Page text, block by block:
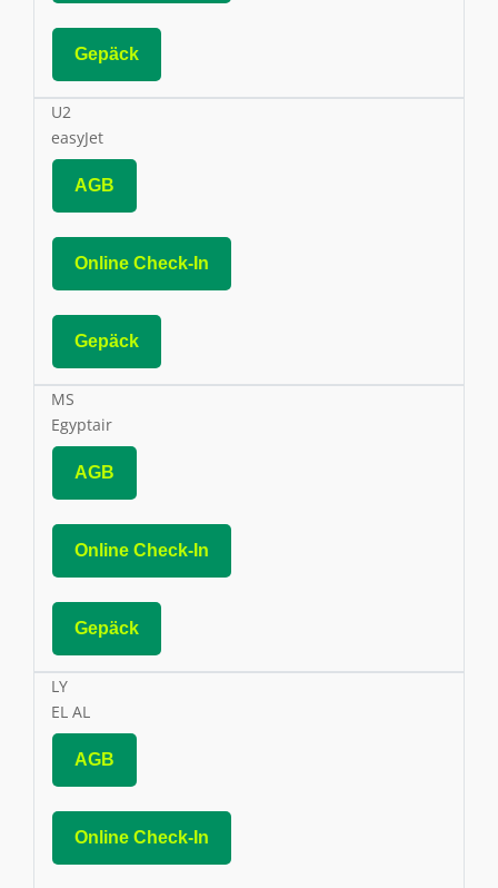
Gepäck
U2
easyJet
AGB
Online Check-In
Gepäck
MS
Egyptair
AGB
Online Check-In
Gepäck
LY
EL AL
AGB
Online Check-In